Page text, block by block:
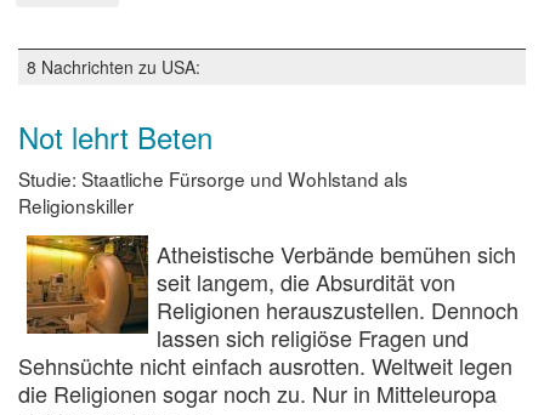
Präsident
der
8 Nachrichten zu USA:
Not lehrt Beten
Studie: Staatliche Fürsorge und Wohlstand als
Religionskiller
Atheistische Verbände bemühen sich
seit langem, die Absurdität von
Religionen herauszustellen. Dennoch
lassen sich religiöse Fragen und
Sehnsüchte nicht einfach ausrotten. Weltweit legen
die Religionen sogar noch zu. Nur in Mitteleuropa